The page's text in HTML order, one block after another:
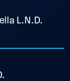
L.N.D.